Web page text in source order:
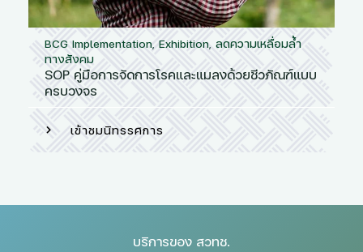
BCG Implementation, Exhibition, ลดความเหลื่อมล้ำ
ทางสังคม
SOP คู่มือการจัดการโรคและแมลงด้วยชีวภัณฑ์แบบ
ครบวงจร
เข้าชมนิทรรศการ
บริการของ สวทช.